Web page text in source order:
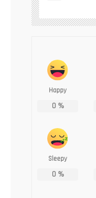
Happy
0%
Sleepy
0%